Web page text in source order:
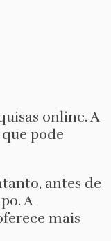
online. A
pode
antes de
A
mais